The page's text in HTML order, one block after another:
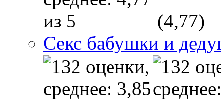
(4,77)
Секс бабушки и